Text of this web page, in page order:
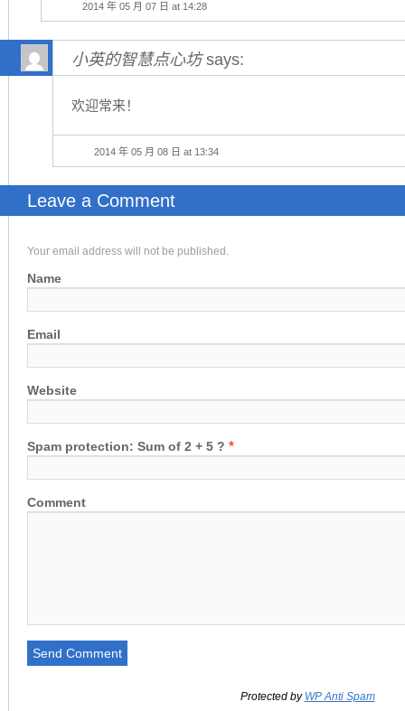
2014 年 05 月 07 日 at 14:28
小英的智慧点心坊 says:
欢迎常来！
2014 年 05 月 08 日 at 13:34
Leave a Comment
Your email address will not be published.
Name
Email
Website
Spam protection: Sum of 2 + 5 ? *
Comment
Protected by WP Anti Spam